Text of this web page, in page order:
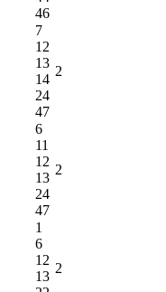
46
7
12
13
14
24
47
2
6
11
12
13
24
47
2
1
6
12
13
2